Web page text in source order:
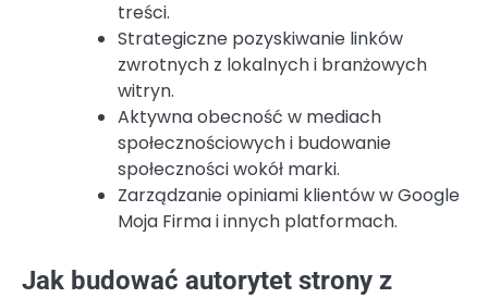
treści.
Strategiczne pozyskiwanie linków
zwrotnych z lokalnych i branżowych
witryn.
Aktywna obecność w mediach
społecznościowych i budowanie
społeczności wokół marki.
Zarządzanie opiniami klientów w Google
Moja Firma i innych platformach.
Jak budować autorytet strony z